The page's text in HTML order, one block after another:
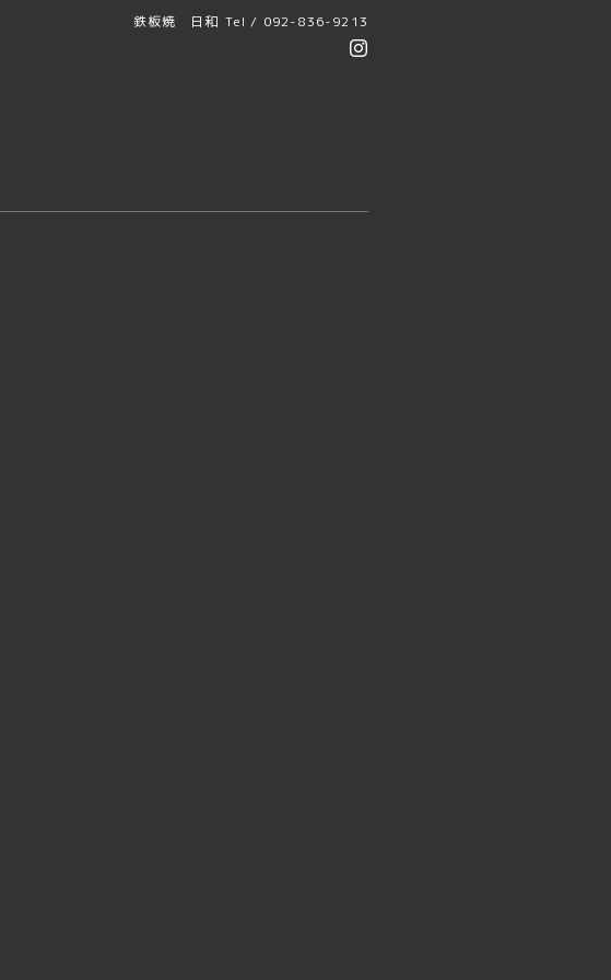
鉄板焼 日和 Tel / 092-836-9213